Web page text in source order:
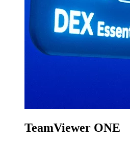
TeamViewer ONE